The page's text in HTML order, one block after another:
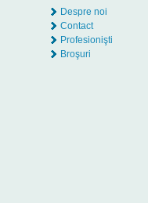
Despre noi
Contact
Profesionişti
Broşuri